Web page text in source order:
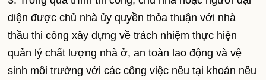
diện được chủ nhà ủy quyền thỏa thuận với nhà
thầu thi công xây dựng về trách nhiệm thực hiện
quản lý chất lượng nhà ở, an toàn lao động và vệ
sinh môi trường với các công việc nêu tại khoản nêu